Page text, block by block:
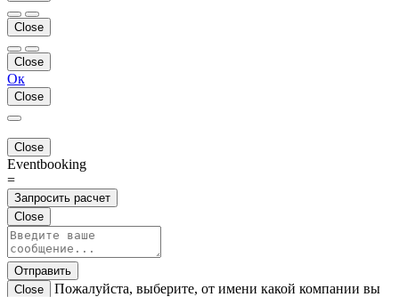
Close
Close
Ок
Close
Close
Eventbooking
=
Запросить расчет
Close
Отправить
Close
Пожалуйста, выберите, от имени какой компании вы